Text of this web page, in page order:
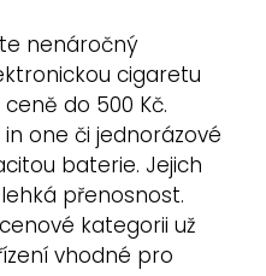
nenáročný
cigaretu
do 500 Kč.
one či jednorázové
baterie. Jejich
přenosnost.
kategorii už
vhodné pro